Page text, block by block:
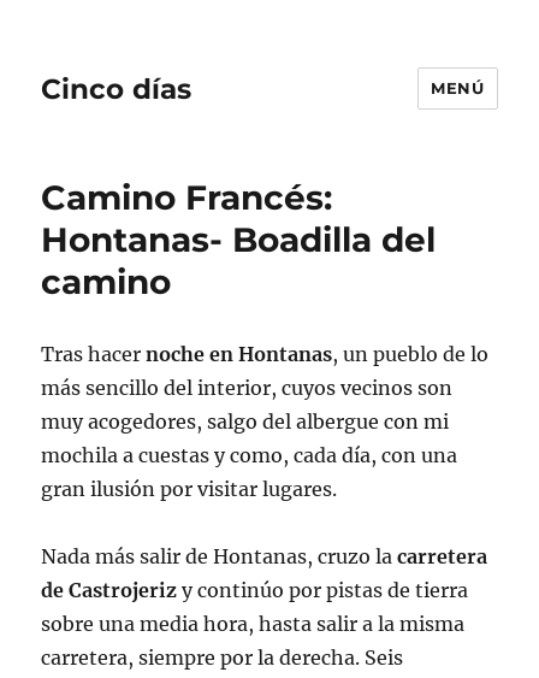
Cinco días MENÚ
Camino Francés:
Hontanas- Boadilla del
camino
Tras hacernoche en Hontanas, un pueblo de lo
más sencillo del interior, cuyos vecinos son
muy acogedores, salgo del albergue con mi
mochila a cuestas y como, cada día, con una
gran ilusión por visitar lugares.
Nada más salir de Hontanas, cruzo lacarretera
de Castrojeriz y continúo por pistas de tierra
sobre una media hora, hasta salir a la misma
carretera, siempre por la derecha. Seis